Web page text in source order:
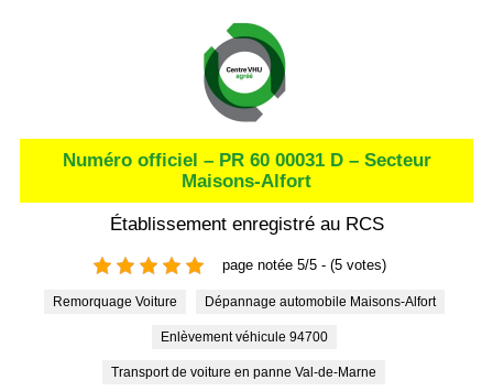
Numéro officiel – PR 60 00031 D – Secteur
Maisons-Alfort
Établissement enregistré au RCS
page notée 5/5 - (5 votes)
Remorquage Voiture Dépannage automobile Maisons-Alfort
Enlèvement véhicule 94700
Transport de voiture en panne Val-de-Marne